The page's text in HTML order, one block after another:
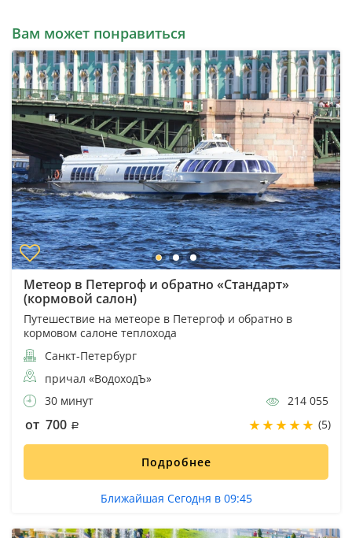
Вам может понравиться
Метеор в Петергоф и обратно «Стандарт»
(кормовой салон)
Путешествие на метеоре в Петергоф и обратно в
кормовом салоне теплохода
Санкт-Петербург
причал «ВодоходЪ»
30 минут
214 055
от 700 (5)
Подробнее
Ближайшая Сегодня в 09:45